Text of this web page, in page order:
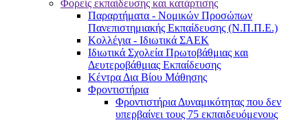
Φορείς εκπαίδευσης και κατάρτισης
Παραρτήματα - Νομικών Προσώπων
Πανεπιστημιακής Εκπαίδευσης (Ν.Π.Π.Ε.)
Κολλέγια - Ιδιωτικά ΣΑΕΚ
Ιδιωτικά Σχολεία Πρωτοβάθμιας και
Δευτεροβάθμιας Εκπαίδευσης
Κέντρα Δια Βίου Μάθησης
Φροντιστήρια
Φροντιστήρια Δυναμικότητας που δεν
υπερβαίνει τους 75 εκπαιδευόμενους